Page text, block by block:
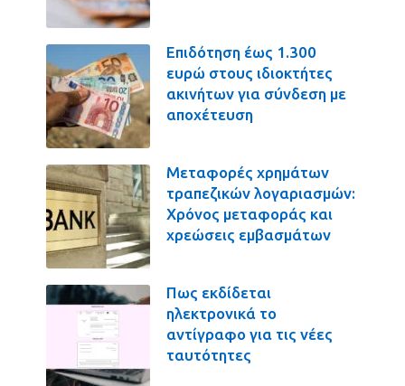
Επιδότηση έως 1.300
ευρώ στους ιδιοκτήτες
ακινήτων για σύνδεση με
αποχέτευση
Μεταφορές χρημάτων
τραπεζικών λογαριασμών:
Χρόνος μεταφοράς και
χρεώσεις εμβασμάτων
Πως εκδίδεται
ηλεκτρονικά το
αντίγραφο για τις νέες
ταυτότητες